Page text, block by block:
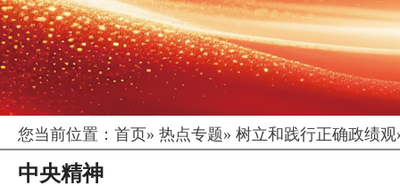
您当前位置： 首页» 热点专题» 树立和践行正确政绩观
中央精神